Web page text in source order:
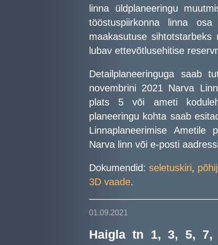
linna üldplaneeringu
tööstuspiirkonna linna
maakasutuse
lubav ettevõtlusehitise
Detailplaneeringuga saab
novembrini 2021 Narva
plats 5 või ameti
planeeringu kohta saab
Linnaplaneerimise Ametile
Narva linn või e-posti
Dokumendid: seletuskiri,
3D vaade.
01.09.2021
Haigla tn 1, 3, 5, 7,